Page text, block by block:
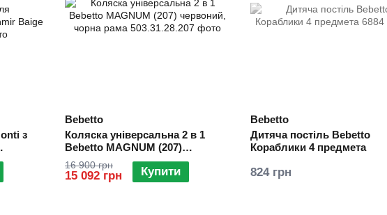
з
Bebetto
Коляска універсальна 2 в 1
Bebetto MАGNUM (207)
червоний, чорна рама
16 900 грн
15 092 грн Купити
Bebetto
Дитяча постіль Bebetto
Кораблики 4 предмета
824 грн